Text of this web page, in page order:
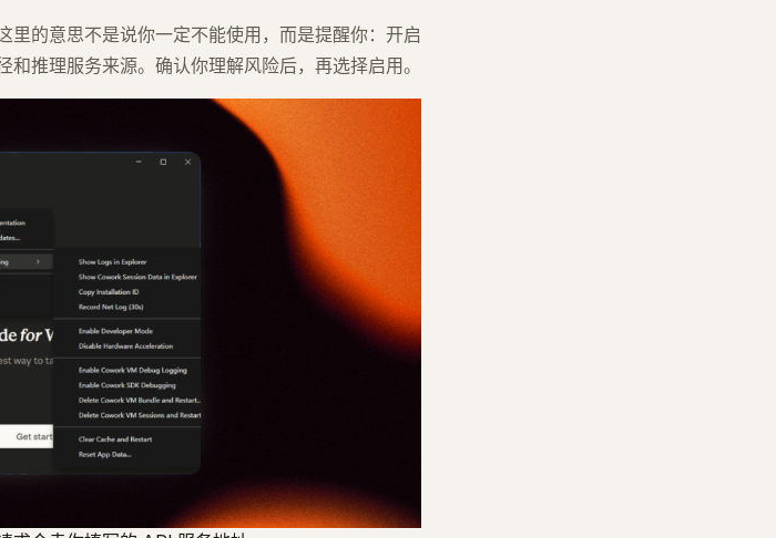
里的意思不是说你一定不能使用，而是提醒你：开启
推理服务来源。确认你理解风险后，再选择启用。